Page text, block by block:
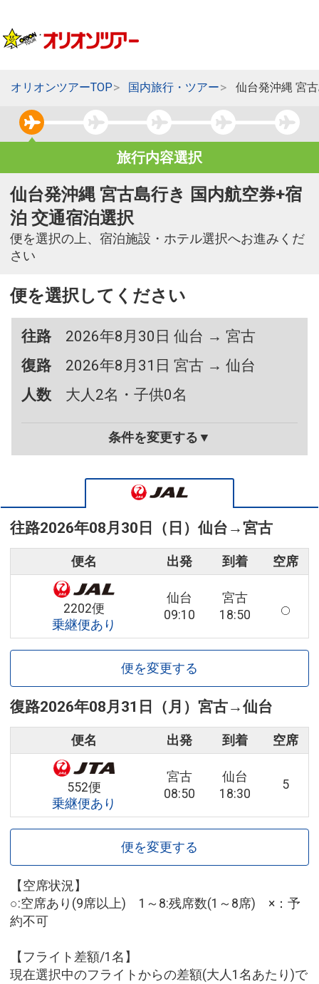
オリオンツアーTOP 国内旅行・ツアー 仙台発沖縄 宮
旅行内容選択
仙台発沖縄 宮古島行き 国内航空券+宿
泊 交通宿泊選択
便を選択の上、宿泊施設・ホテル選択へお進みくだ
さい
便を選択してください
往路
2026年8月30日 仙台 → 宮古
復路
2026年8月31日 宮古 → 仙台
人数
大人2名・子供0名
条件を変更する▼
往路2026年08月30日（日） 仙台 →宮古
便名 出発 到着 空席
2202便
乗継便あり
仙台
09:10
宮古
18:50
便を変更する
復路2026年08月31日（月） 宮古→仙台
便名 出発 到着 空席
552便
乗継便あり
宮古
08:50
仙台
18:30
5
便を変更する
【空席状況】
○:空席あり(9席以上) 1～8:残席数(1～8席) ×：予
約不可
【フライト差額/1名】
現在選択中のフライトからの差額(大人1名あたり)で